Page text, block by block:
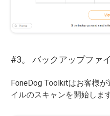
#3。 バックアップファ
FoneDog Toolkitはお客様
イルのスキャンを開始します